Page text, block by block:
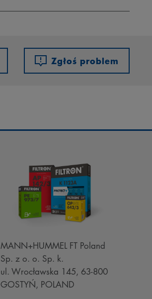
Zgłoś problem
MANN+HUMMEL FT Poland
Sp. z o. o. Sp. k.
ul. Wrocławska 145, 63-800
GOSTYŃ, POLAND